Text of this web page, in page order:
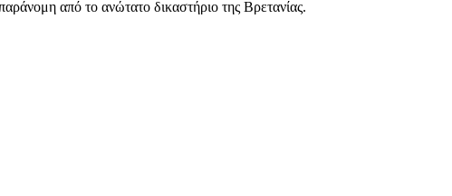
από το ανώτατο δικαστήριο της Βρετανίας.